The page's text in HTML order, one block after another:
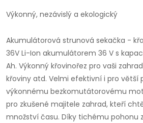
Výkonný, nezávislý a ekologický
Akumulátorová strunová sekačka -
36V Li-Ion akumulátorem 36 V s
Ah. Výkonný křovinořez pro vaši
křoviny atd. Velmi efektivní i pro větší
výkonnému bezkomutátorovému
pro zkušené majitele zahrad, kteří
množství času. Díky tichému pohonu